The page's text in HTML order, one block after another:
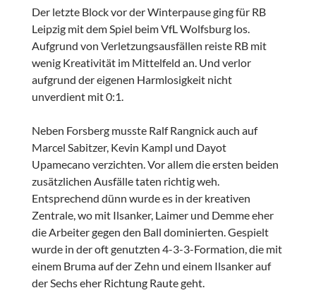
Der letzte Block vor der Winterpause ging für RB
Leipzig mit dem Spiel beim VfL Wolfsburg los.
Aufgrund von Verletzungsausfällen reiste RB mit
wenig Kreativität im Mittelfeld an. Und verlor
aufgrund der eigenen Harmlosigkeit nicht
unverdient mit 0:1.
Neben Forsberg musste Ralf Rangnick auch auf
Marcel Sabitzer, Kevin Kampl und Dayot
Upamecano verzichten. Vor allem die ersten beiden
zusätzlichen Ausfälle taten richtig weh.
Entsprechend dünn wurde es in der kreativen
Zentrale, wo mit Ilsanker, Laimer und Demme eher
die Arbeiter gegen den Ball dominierten. Gespielt
wurde in der oft genutzten 4-3-3-Formation, die mit
einem Bruma auf der Zehn und einem Ilsanker auf
der Sechs eher Richtung Raute geht.